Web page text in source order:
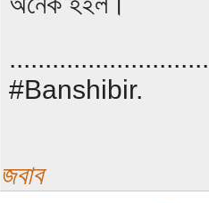
#Banshibir.
জবাব